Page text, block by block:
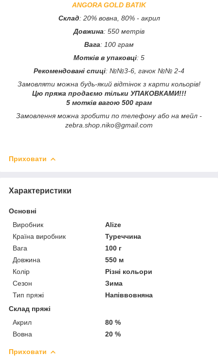
ANGORA GOLD BATIK
Склад: 20% вовна, 80% - акрил
Довжина: 550 метрів
Вага: 100 грам
Мотків в упаковці: 5
Рекомендовані спиці: №№3-6, гачок №№ 2-4
Замовляти можна будь-який відтінок з карти кольорів!
Цю пряжа продаємо тільки УПАКОВКАМИ!!!
5 мотків вагою 500 грам
Замовлення можна зробити по телефону або на мейл -
zebra.shop.niko@gmail.com
Приховати
Характеристики
Основні
Виробник
Alize
Країна виробник
Туреччина
Вага
100 г
Довжина
550 м
Колір
Різні кольори
Сезон
Зима
Тип пряжі
Напіввовняна
Склад пряжі
Акрил
80 %
Вовна
20 %
Приховати